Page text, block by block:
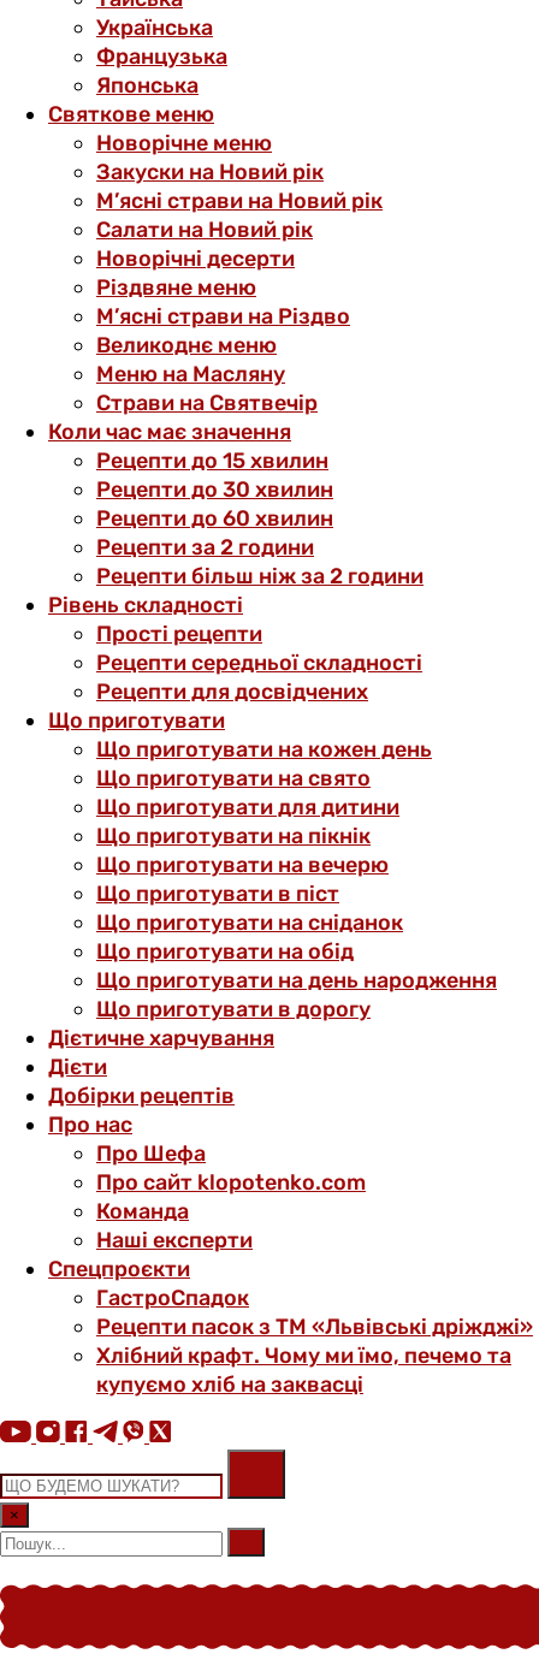
Українська
Французька
Японська
Святкове меню
Новорічне меню
Закуски на Новий рік
М’ясні страви на Новий рік
Салати на Новий рік
Новорічні десерти
Різдвяне меню
М’ясні страви на Різдво
Великоднє меню
Меню на Масляну
Страви на Святвечір
Коли час має значення
Рецепти до 15 хвилин
Рецепти до 30 хвилин
Рецепти до 60 хвилин
Рецепти за 2 години
Рецепти більш ніж за 2 години
Рівень складності
Прості рецепти
Рецепти середньої складності
Рецепти для досвідчених
Що приготувати
Що приготувати на кожен день
Що приготувати на свято
Що приготувати для дитини
Що приготувати на пікнік
Що приготувати на вечерю
Що приготувати в піст
Що приготувати на сніданок
Що приготувати на обід
Що приготувати на день народження
Що приготувати в дорогу
Дієтичне харчування
Дієти
Добірки рецептів
Про нас
Про Шефа
Про сайт klopotenko.com
Команда
Наші експерти
Спецпроєкти
ГастроСпадок
Рецепти пасок з ТМ «Львівські дріжджі»
Хлібний крафт. Чому ми їмо, печемо та
купуємо хліб на заквасці
×